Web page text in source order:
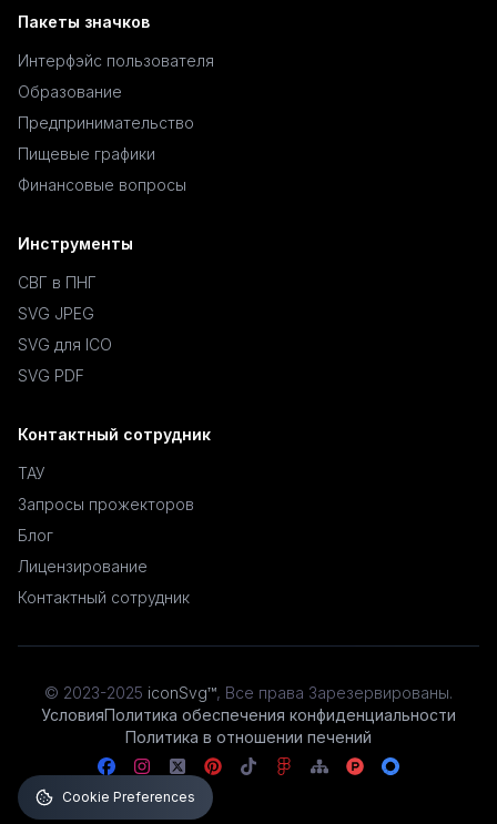
Пакеты значков
Интерфэйс пользователя
Образование
Предпринимательство
Пищевые графики
Финансовые вопросы
Инструменты
СВГ в ПНГ
SVG JPEG
SVG для ICO
SVG PDF
Контактный сотрудник
ТАУ
Запросы прожекторов
Блог
Лицензирование
Контактный сотрудник
© 2023-2025 iconSvg™, Все права Зарезервированы.
УсловияПолитика обеспечения конфиденциальности
Политика в отношении печений
Cookie Preferences